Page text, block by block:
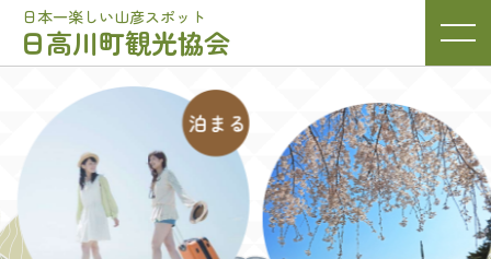
日本一楽しい山彦スポット
日高川町観光協会